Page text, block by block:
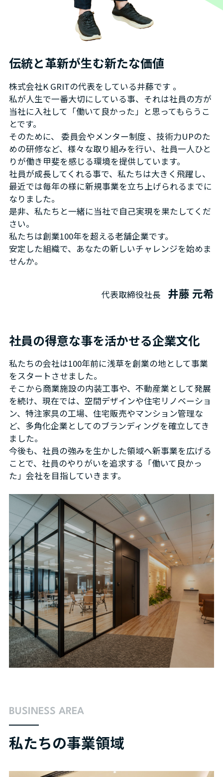
伝統と革新が生む新たな価値
株式会社K GRITの代表をしている井藤です 。
私が人生で一番大切にしている事、それは社員の方が
当社に入社して「働いて良かった」と思ってもらうこ
とです。
そのために、 委員会やメンター制度 、技術力UPのた
めの研修など、様々な取り組みを行い、社員一人ひと
りが働き甲斐を感じる環境を提供しています。
社員が成長してくれる事で、私たちは大きく飛躍し、
最近では毎年の様に新規事業を立ち上げられるまでに
なりました。
是非、私たちと一緒に当社で自己実現を果たしてくだ
さい。
私たちは創業100年を超える老舗企業です。
安定した組織で、あなたの新しいチャレンジを始めま
せんか。
代表取締役社長 井藤 元希
社員の得意な事を活かせる企業文化
私たちの会社は100年前に浅草を創業の地として事業
をスタートさせました。
そこから商業施設の内装工事や、不動産業として発展
を続け、現在では、空間デザインや住宅リノベーショ
ン、特注家具の工場、住宅販売やマンション管理な
ど、多角化企業としてのブランディングを確立してき
ました。
今後も、社員の強みを生かした領域へ新事業を広げる
ことで、社員のやりがいを追求する「働いて良かっ
た」会社を目指していきます。
BUSINESS AREA
私たちの事業領域